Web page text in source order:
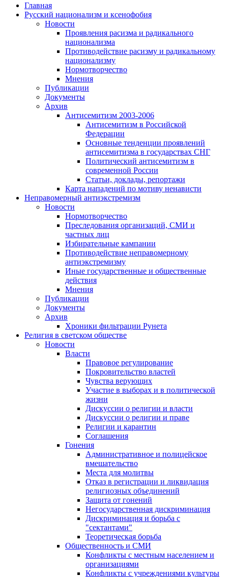
Главная
Русский национализм и ксенофобия
Новости
Проявления расизма и радикального
национализма
Противодействие расизму и радикальному
национализму
Нормотворчество
Мнения
Публикации
Документы
Архив
Антисемитизм 2003-2006
Антисемитизм в Российской
Федерации
Основные тенденции проявлений
антисемитизма в государствах СНГ
Политический антисемитизм в
современной России
Статьи, доклады, репортажи
Карта нападений по мотиву ненависти
Неправомерный антиэкстремизм
Новости
Нормотворчество
Преследования организаций, СМИ и
частных лиц
Избирательные кампании
Противодействие неправомерному
антиэкстремизму
Иные государственные и общественные
действия
Мнения
Публикации
Документы
Архив
Хроники фильтрации Рунета
Религия в светском обществе
Новости
Власти
Правовое регулирование
Покровительство властей
Чувства верующих
Участие в выборах и в политической
жизни
Дискуссии о религии и власти
Дискуссии о религии и праве
Религии и карантин
Соглашения
Гонения
Административное и полицейское
вмешательство
Места для молитвы
Отказ в регистрации и ликвидация
религиозных объединений
Защита от гонений
Негосударственная дискриминация
Дискриминация и борьба с
"сектантами"
Теоретическая борьба
Общественность и СМИ
Конфликты с местным населением и
организациями
Конфликты с учреждениями культуры